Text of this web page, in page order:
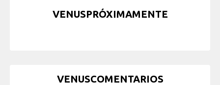
VENUSPRÓXIMAMENTE
VENUSCOMENTARIOS